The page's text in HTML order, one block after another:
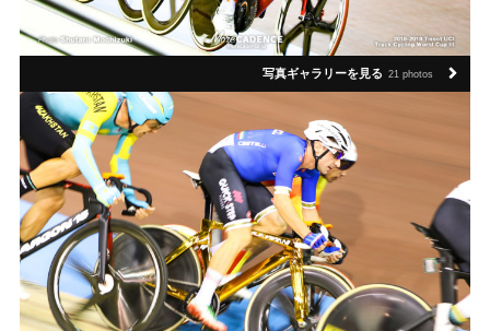
写真ギャラリーを見る 21 photos